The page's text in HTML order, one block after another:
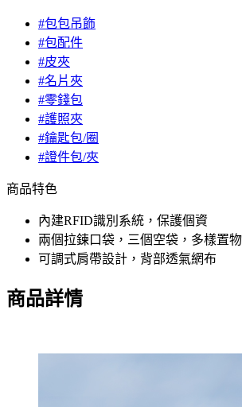
#包包吊飾
#包配件
#皮夾
#名片夾
#零錢包
#護照夾
#鑰匙包/圈
#證件包/夾
商品特色
內建RFID識別系統，保護個資
兩個拉鍊口袋，三個空袋，多樣置
可調式肩帶設計，背部透氣網布
商品詳情